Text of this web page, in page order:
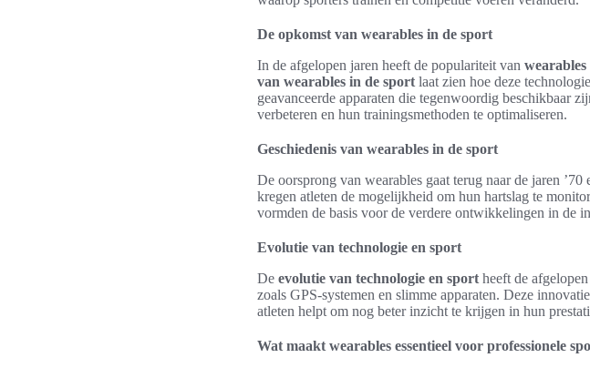
De opkomst van wearables in de sport
In de afgelopen jaren heeft de populariteit van
van wearables in de sport laat zien hoe deze
geavanceerde apparaten die tegenwoordig beschikbaar
verbeteren en hun trainingsmethoden te optimaliseren.
Geschiedenis van wearables in de sport
De oorsprong van wearables gaat terug naar de jaren
kregen atleten de mogelijkheid om hun hartslag te
vormden de basis voor de verdere ontwikkelingen in de
Evolutie van technologie en sport
De evolutie van technologie en sport heeft de
zoals GPS-systemen en slimme apparaten. Deze
atleten helpt om nog beter inzicht te krijgen in hun
Wat maakt wearables essentieel voor professionele